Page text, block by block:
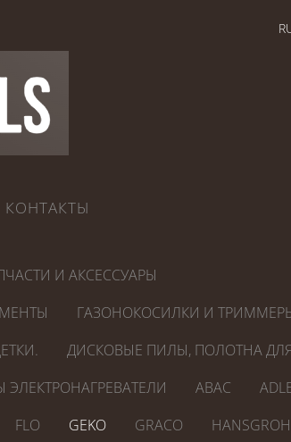
КОНТАКТЫ
И АКСЕССУАРЫ
ГАЗОНОКОСИЛКИ И
ДИСКОВЫЕ ПИЛЫ, ПОЛОТНА
ЭЛЕКТРОНАГРЕВАТЕЛИ ABAC
FLO GEKO GRACO